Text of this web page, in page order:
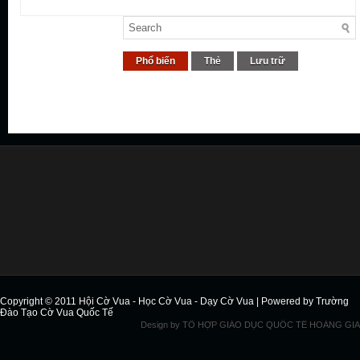
Phổ biến Thẻ Lưu trữ
Copyright © 2011 Hội Cờ Vua - Học Cờ Vua - Dạy Cờ Vua | Powered by Trường
Đào Tạo Cờ Vua Quốc Tế
Design by TỔ HỢP GIÁO DỤC QUỐC TẾ HOÀNG GIA